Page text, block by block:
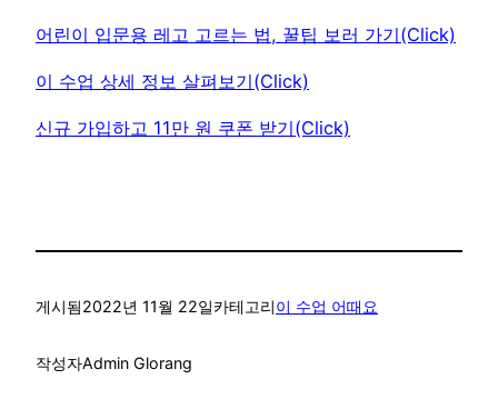
어린이 입문용 레고 고르는 법, 꿀팁 보러 가기(Click)
이 수업 상세 정보 살펴보기(Click)
신규 가입하고 11만 원 쿠폰 받기(Click)
게시됨2022년 11월 22일카테고리이 수업 어때요
작성자Admin Glorang